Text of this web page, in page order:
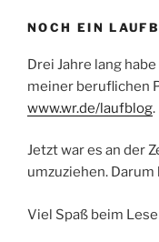
NOCH EIN
Drei Jahre lang
meiner beruflichen
www.wr.de/laufblog.
Jetzt war es an der
umzuziehen.
Viel Spaß beim